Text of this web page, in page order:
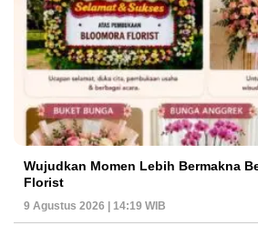
Wujudkan Momen Lebih Bermakna
Florist
9 Agustus 2026 | 14:19 WIB